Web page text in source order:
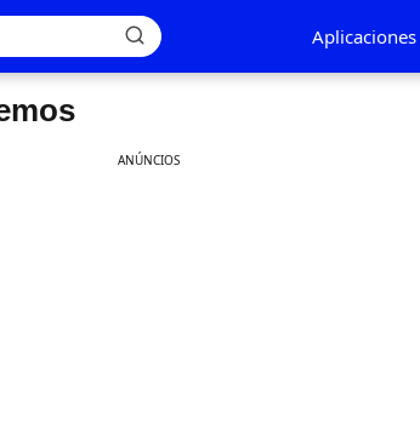
Aplicaciones
ANÚNCIOS